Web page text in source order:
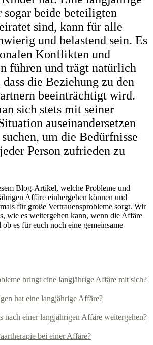
beide beteiligten
sind, kann für alle
und belastend sein. Es
Konflikten und
führen und trägt natürlich
die Beziehung zu den
beeinträchtigt wird.
sich stets mit seiner
auseinandersetzen
um die Bedürfnisse
Person zufrieden zu
Blog-Artikel, welche Probleme und
Affäre einhergehen können und
für große Vertrauensprobleme sorgt. Wir
wie es weitergehen kann, wenn die Affäre
es für euch noch eine gemeinsame
bringt eine langjährige Affäre mit sich?
hat eine langjährige Affäre?
nach einer langjährigen Affäre weitergehen?
bei einer Affäre?